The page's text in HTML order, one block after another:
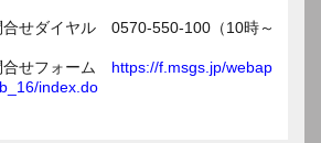
合せダイヤル 0570-550-100（10時～
合せフォーム https://f.msgs.jp/webap
index.do